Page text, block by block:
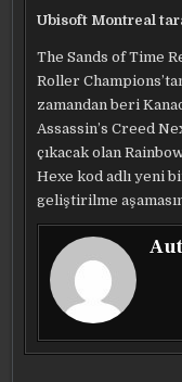
Ubisoft Montreal
The Sands of Time
Roller
zamandan beri
Assassin’s Creed
çıkacak olan
Hexe kod adlı yeni
geliştirilme